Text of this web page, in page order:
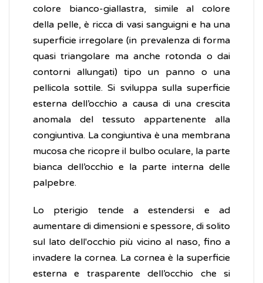
colore bianco-giallastra, simile al colore
della pelle, è ricca di vasi sanguigni e ha una
superficie irregolare (in prevalenza di forma
quasi triangolare ma anche rotonda o dai
contorni allungati) tipo un panno o una
pellicola sottile. Si sviluppa sulla superficie
esterna dell’occhio a causa di una crescita
anomala del tessuto appartenente alla
congiuntiva. La congiuntiva è una membrana
mucosa che ricopre il bulbo oculare, la parte
bianca dell’occhio e la parte interna delle
palpebre.
Lo pterigio tende a estendersi e ad
aumentare di dimensioni e spessore, di solito
sul lato dell'occhio più vicino al naso, fino a
invadere la cornea. La cornea è la superficie
esterna e trasparente dell’occhio che si